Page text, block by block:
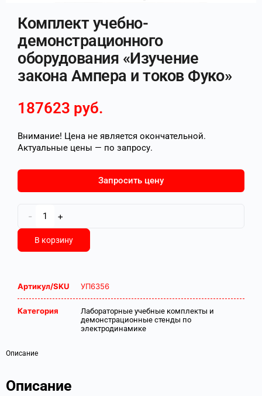
Комплект учебно-
демонстрационного
оборудования «Изучение
закона Ампера и токов Фуко»
187623 руб.
Внимание! Цена не является окончательной.
Актуальные цены — по запросу.
Запросить цену
- +
В корзину
Артикул/SKU УП6356
Категория
Лабораторные учебные комплекты и
демонстрационные стенды по
электродинамике
Описание
Описание